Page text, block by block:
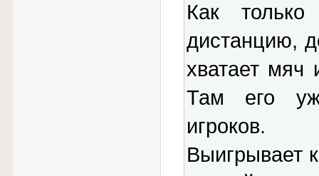
Как
дистанцию,
хватает мяч
Там его
игроков.
Выигрывает